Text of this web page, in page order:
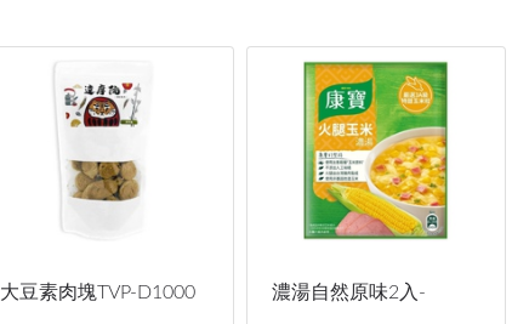
大豆素肉塊TVP-D1000 濃湯自然原味2入-